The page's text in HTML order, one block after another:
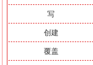
写
创建
覆盖